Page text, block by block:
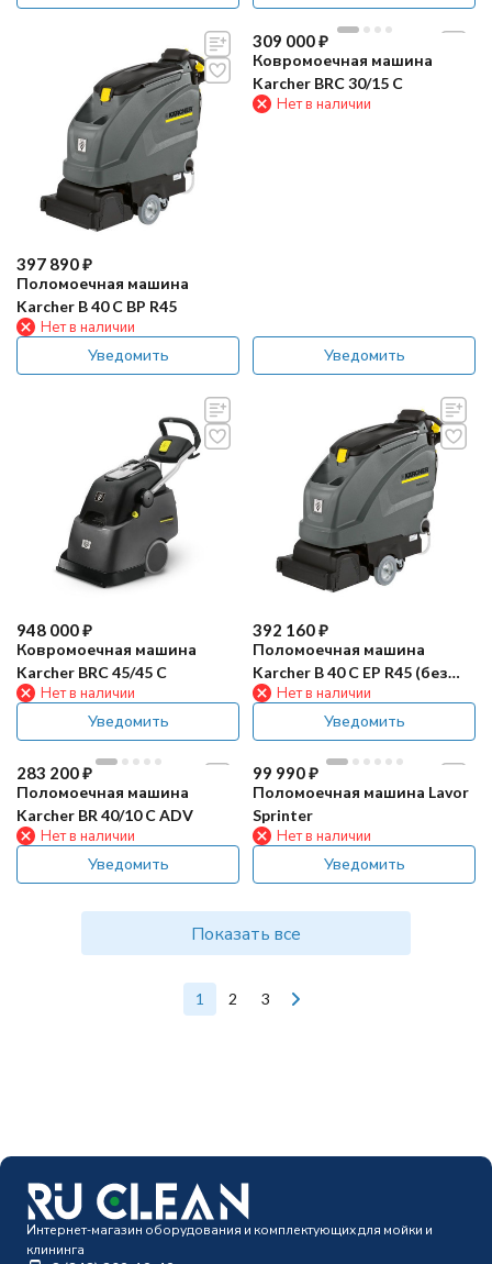
397 890₽
Поломоечная машина
Karcher B 40 C BP R45
Нет в наличии
Уведомить
309 000₽
Ковромоечная машина
Karcher BRC 30/15 C
Нет в наличии
Уведомить
948 000₽
Ковромоечная машина
Karcher BRC 45/45 C
Нет в наличии
Уведомить
392 160₽
Поломоечная машина
Karcher B 40 C EP R45 (без
балки)Нет в наличии
Уведомить
283 200₽
Поломоечная машина
Karcher BR 40/10 C ADV
Нет в наличии
Уведомить
99 990₽
Поломоечная машина Lavor
Sprinter
Нет в наличии
Уведомить
Показать все
1 2 3
Интернет-магазин оборудования и комплектующих для мойки и
клининга